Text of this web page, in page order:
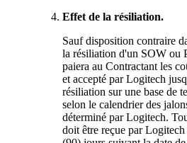
Effet de la résiliation.
Sauf disposition contraire
la résiliation d'un SOW ou
paiera au Contractant les
et accepté par Logitech
résiliation sur une base de
selon le calendrier des
déterminé par Logitech.
doit être reçue par